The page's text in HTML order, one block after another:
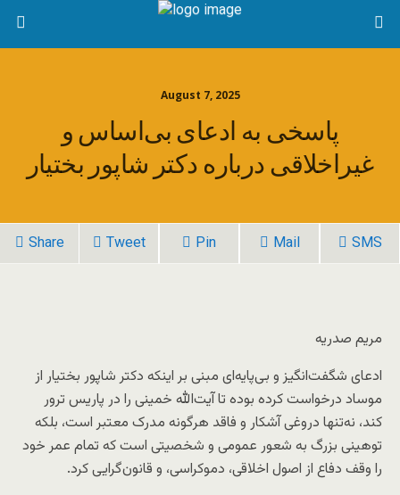
August 7, 2025
پاسخی به ادعای بی‌اساس و
غیراخلاقی درباره دکتر شاپور بختیار
Share Tweet Pin Mail SMS
مریم صدریه
ادعای شگفت‌انگیز و بی‌پایه‌ای مبنی بر اینکه دکتر شاپور بختیار از
موساد درخواست کرده بوده تا آیت‌الله خمینی را در پاریس ترور
کند، نه‌تنها دروغی آشکار و فاقد هرگونه مدرک معتبر است، بلکه
توهینی بزرگ به شعور عمومی و شخصیتی است که تمام عمر خود
را وقف دفاع از اصول اخلاقی، دموکراسی، و قانون‌گرایی کرد.